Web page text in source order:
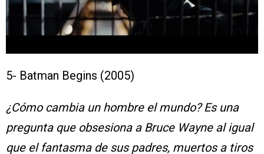
5- Batman Begins (2005)
¿Cómo cambia un hombre el mundo? Es una
pregunta que obsesiona a Bruce Wayne al igual
que el fantasma de sus padres, muertos a tiros